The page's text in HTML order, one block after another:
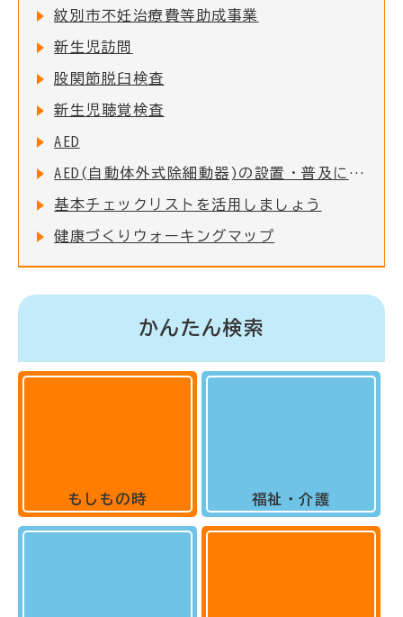
紋別市不妊治療費等助成事業
新生児訪問
股関節脱臼検査
新生児聴覚検査
AED
AED(自動体外式除細動器)の設置・普及について
基本チェックリストを活用しましょう
健康づくりウォーキングマップ
かんたん検索
もしもの時 福祉・介護